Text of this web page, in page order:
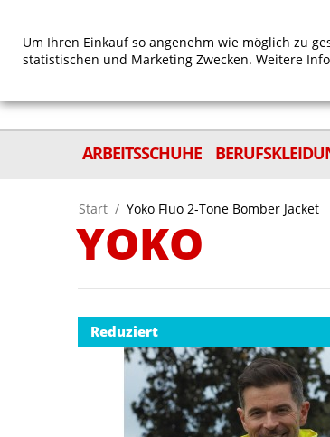
ARBEITSSCHUHE
Start / Yoko Fluo 2-Tone Bomber Jacket
YOKO
Reduziert
Um Ihren Einkauf so angenehm wie möglich zu
statistischen und Marketing Zwecken. Weitere